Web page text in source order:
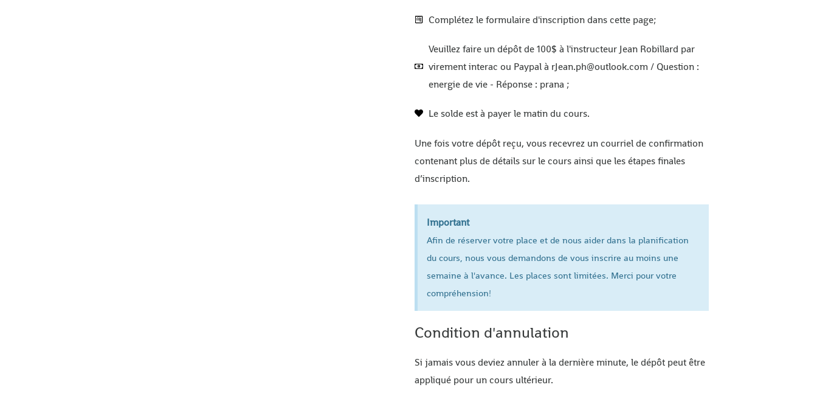
Complétez le formulaire d'inscription dans cette page;
Veuillez faire un dépôt de 100$ à l'instructeur Jean Robillard par
virement interac ou Paypal à rJean.ph@outlook.com / Question :
energie de vie - Réponse : prana ;
Le solde est à payer le matin du cours.
Une fois votre dépôt reçu, vous recevrez un courriel de confirmation
contenant plus de détails sur le cours ainsi que les étapes finales
d’inscription.
Important
Afin de réserver votre place et de nous aider dans la planification
du cours, nous vous demandons de vous inscrire au moins une
semaine à l'avance. Les places sont limitées. Merci pour votre
compréhension!
Condition d'annulation
Si jamais vous deviez annuler à la dernière minute, le dépôt peut être
appliqué pour un cours ultérieur.